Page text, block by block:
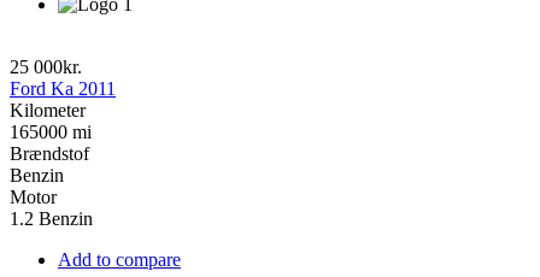
25 000kr.
Ford Ka 2011
Kilometer
165000 mi
Brændstof
Benzin
Motor
1.2 Benzin
Add to compare